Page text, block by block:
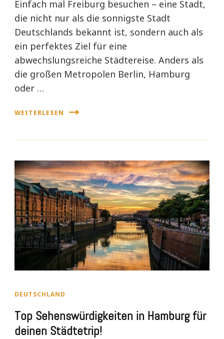
Einfach mal Freiburg besuchen – eine Stadt,
die nicht nur als die sonnigste Stadt
Deutschlands bekannt ist, sondern auch als
ein perfektes Ziel für eine
abwechslungsreiche Städtereise. Anders als
die großen Metropolen Berlin, Hamburg
oder …
WEITERLESEN
DEUTSCHLAND
Top Sehenswürdigkeiten in Hamburg für
deinen Städtetrip!